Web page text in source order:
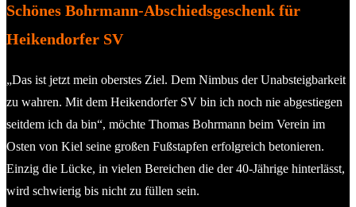
Schönes Bohrmann-Abschiedsgeschenk für
Heikendorfer SV
„Das ist jetzt mein oberstes Ziel. Dem Nimbus der Unabsteigbarkeit
zu wahren. Mit dem Heikendorfer SV bin ich noch nie abgestiegen
seitdem ich da bin“, möchte Thomas Bohrmann beim Verein im
Osten von Kiel seine großen Fußstapfen erfolgreich betonieren.
Einzig die Lücke, in vielen Bereichen die der 40-Jährige hinterlässt,
wird schwierig bis nicht zu füllen sein.